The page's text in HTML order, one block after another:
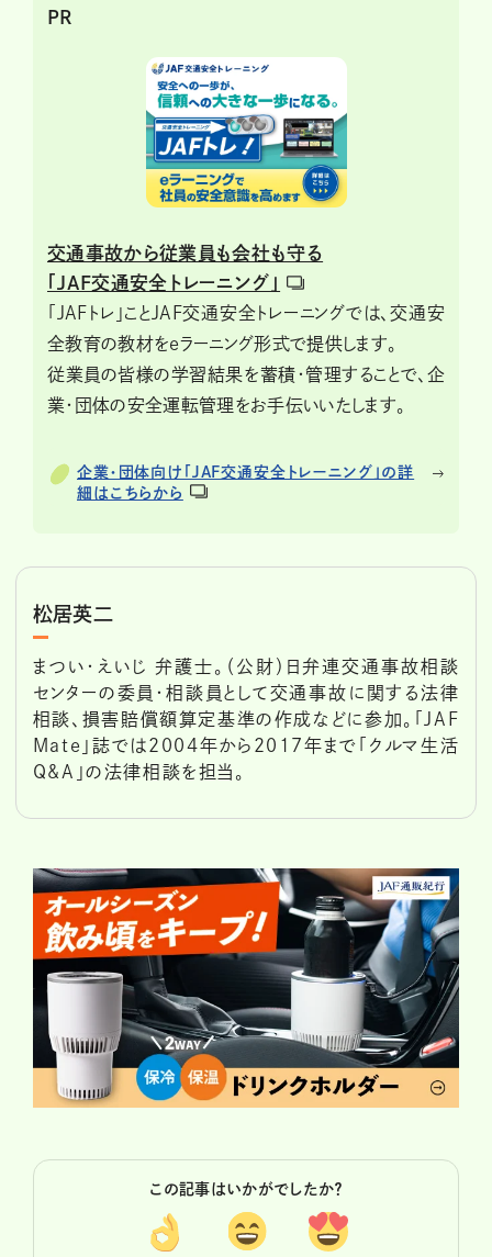
PR
交通事故から従業員も会社も守る
「JAF交通安全トレーニング」
「JAFトレ」ことJAF交通安全トレーニングでは、交通安
全教育の教材をeラーニング形式で提供します。
従業員の皆様の学習結果を蓄積・管理することで、企
業・団体の安全運転管理をお手伝いいたします。
企業・団体向け「JAF交通安全トレーニング」の詳
細はこちらから
松居英二
まつい・えいじ 弁護士。（公財）日弁連交通事故相談
センターの委員・相談員として交通事故に関する法律
相談、損害賠償額算定基準の作成などに参加。「JAF
Mate」誌では2004年から2017年まで「クルマ生活
Q&A」の法律相談を担当。
この記事はいかがでしたか？